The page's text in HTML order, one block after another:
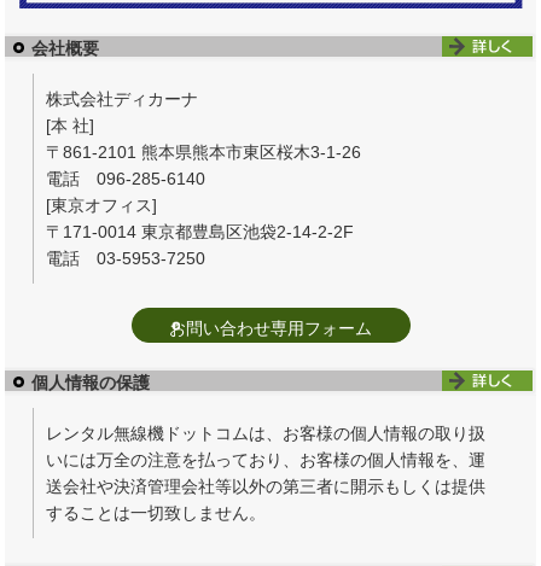
会社概要
株式会社ディカーナ
[本 社]
〒861-2101 熊本県熊本市東区桜木3-1-26
電話 096-285-6140
[東京オフィス]
〒171-0014 東京都豊島区池袋2-14-2-2F
電話 03-5953-7250
お問い合わせ専用フォーム
個人情報の保護
レンタル無線機ドットコムは、お客様の個人情報の取り扱
いには万全の注意を払っており、お客様の個人情報を、運
送会社や決済管理会社等以外の第三者に開示もしくは提供
することは一切致しません。